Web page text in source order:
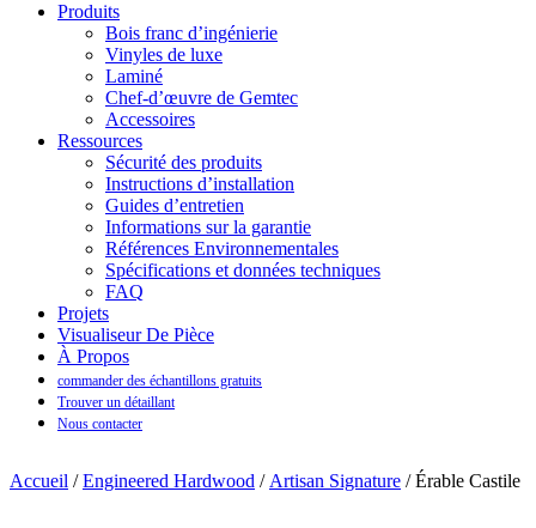
Produits
Bois franc d’ingénierie
Vinyles de luxe
Laminé
Chef-d’œuvre de Gemtec
Accessoires
Ressources
Sécurité des produits
Instructions d’installation
Guides d’entretien
Informations sur la garantie
Références Environnementales
Spécifications et données techniques
FAQ
Projets
Visualiseur De Pièce
À Propos
commander des échantillons gratuits
Trouver un détaillant
Nous contacter
Accueil /Engineered Hardwood / Artisan Signature / Érable Castile